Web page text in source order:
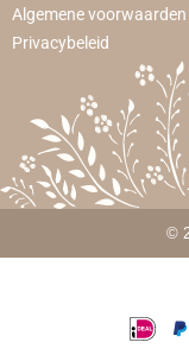
Algemene voorwaarden
Privacybeleid
©